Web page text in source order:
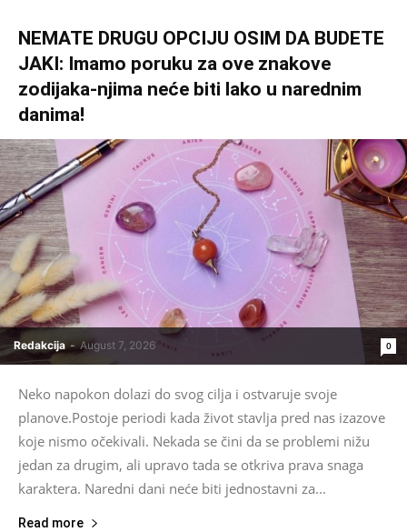
NEMATE DRUGU OPCIJU OSIM DA BUDETE
JAKI: Imamo poruku za ove znakove
zodijaka-njima neće biti lako u narednim
danima!
Redakcija - August 7, 2026 0
Neko napokon dolazi do svog cilja i ostvaruje svoje
planove.Postoje periodi kada život stavlja pred nas izazove
koje nismo očekivali. Nekada se čini da se problemi nižu
jedan za drugim, ali upravo tada se otkriva prava snaga
karaktera. Naredni dani neće biti jednostavni za...
Read more